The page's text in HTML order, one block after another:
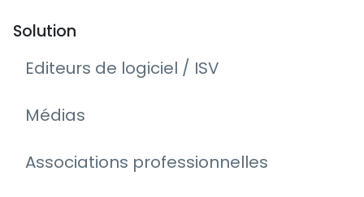
Solution
Editeurs de logiciel / ISV
Médias
Associations professionnelles